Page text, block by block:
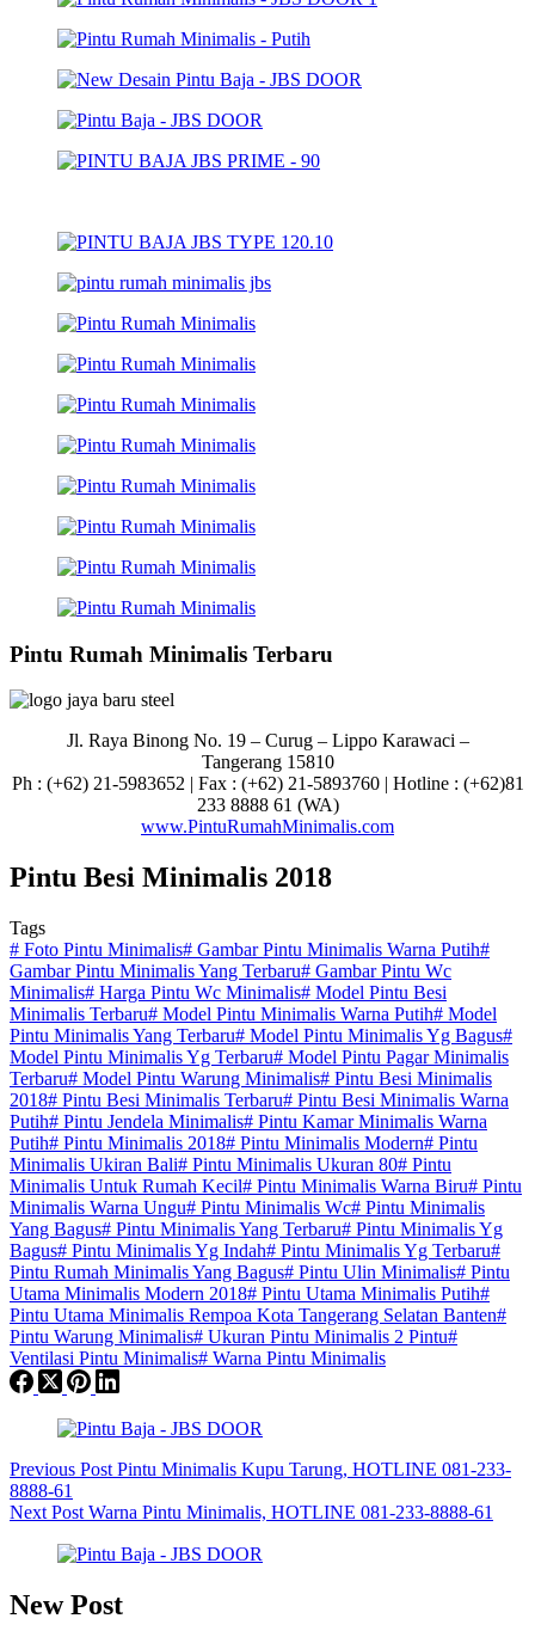
Pintu Rumah Minimalis Terbaru
Jl. Raya Binong No. 19 – Curug – Lippo Karawaci –
Tangerang 15810
Ph : (+62) 21-5983652 | Fax : (+62) 21-5893760 | Hotline : (+62)81
233 8888 61 (WA)
www.PintuRumahMinimalis.com
Pintu Besi Minimalis 2018
Tags
# Foto Pintu Minimalis# Gambar Pintu Minimalis Warna Putih#
Gambar Pintu Minimalis Yang Terbaru# Gambar Pintu Wc
Minimalis# Harga Pintu Wc Minimalis# Model Pintu Besi
Minimalis Terbaru# Model Pintu Minimalis Warna Putih# Model
Pintu Minimalis Yang Terbaru# Model Pintu Minimalis Yg Bagus#
Model Pintu Minimalis Yg Terbaru# Model Pintu Pagar Minimalis
Terbaru# Model Pintu Warung Minimalis# Pintu Besi Minimalis
2018# Pintu Besi Minimalis Terbaru# Pintu Besi Minimalis Warna
Putih# Pintu Jendela Minimalis# Pintu Kamar Minimalis Warna
Putih# Pintu Minimalis 2018# Pintu Minimalis Modern# Pintu
Minimalis Ukiran Bali# Pintu Minimalis Ukuran 80# Pintu
Minimalis Untuk Rumah Kecil# Pintu Minimalis Warna Biru# Pintu
Minimalis Warna Ungu# Pintu Minimalis Wc# Pintu Minimalis
Yang Bagus# Pintu Minimalis Yang Terbaru# Pintu Minimalis Yg
Bagus# Pintu Minimalis Yg Indah# Pintu Minimalis Yg Terbaru#
Pintu Rumah Minimalis Yang Bagus# Pintu Ulin Minimalis# Pintu
Utama Minimalis Modern 2018# Pintu Utama Minimalis Putih#
Pintu Utama Minimalis Rempoa Kota Tangerang Selatan Banten#
Pintu Warung Minimalis# Ukuran Pintu Minimalis 2 Pintu#
Ventilasi Pintu Minimalis# Warna Pintu Minimalis
Previous Post Pintu Minimalis Kupu Tarung, HOTLINE 081-233-
8888-61
Next Post Warna Pintu Minimalis, HOTLINE 081-233-8888-61
New Post